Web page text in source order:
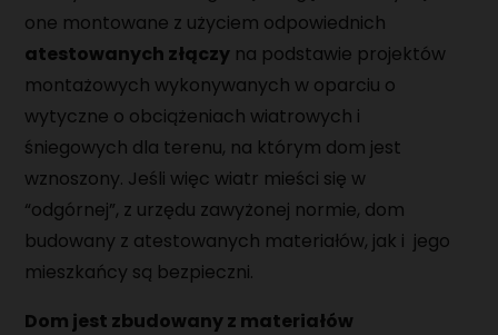
one montowane z użyciem odpowiednich
atestowanych złączy na podstawie projektów
montażowych wykonywanych w oparciu o
wytyczne o obciążeniach wiatrowych i
śniegowych dla terenu, na którym dom jest
wznoszony. Jeśli więc wiatr mieści się w
“odgórnej”, z urzędu zawyżonej normie, dom
budowany z atestowanych materiałów, jak i jego
mieszkańcy są bezpieczni.
Dom jest zbudowany z materiałów